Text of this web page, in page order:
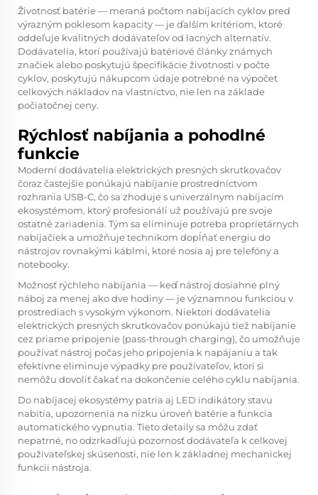
Životnosť batérie — meraná počtom nabíjacích cyklov pred
výrazným poklesom kapacity — je ďalším kritériom, ktoré
oddeľuje kvalitných dodávateľov od lacných alternatív.
Dodávatelia, ktorí používajú batériové články známych
značiek alebo poskytujú špecifikácie životnosti v počte
cyklov, poskytujú nákupcom údaje potrebné na výpočet
celkových nákladov na vlastníctvo, nie len na základe
počiatočnej ceny.
Rýchlosť nabíjania a pohodlné
funkcie
Moderní dodávatelia elektrických presných skrutkovačov
čoraz častejšie ponúkajú nabíjanie prostredníctvom
rozhrania USB-C, čo sa zhoduje s univerzálnym nabíjacím
ekosystémom, ktorý profesionáli už používajú pre svoje
ostatné zariadenia. Tým sa eliminuje potreba proprietárnych
nabíjačiek a umožňuje technikom dopĺňať energiu do
nástrojov rovnakými káblmi, ktoré nosia aj pre telefóny a
notebooky.
Možnosť rýchleho nabíjania — keď nástroj dosiahne plný
náboj za menej ako dve hodiny — je významnou funkciou v
prostrediach s vysokým výkonom. Niektorí dodávatelia
elektrických presných skrutkovačov ponúkajú tiež nabíjanie
cez priame pripojenie (pass-through charging), čo umožňuje
používať nástroj počas jeho pripojenia k napájaniu a tak
efektívne eliminuje výpadky pre používateľov, ktorí si
nemôžu dovoliť čakať na dokončenie celého cyklu nabíjania.
Do nabíjacej ekosystémy patria aj LED indikátory stavu
nabitia, upozornenia na nízku úroveň batérie a funkcia
automatického vypnutia. Tieto detaily sa môžu zdať
nepatrné, no odzrkadľujú pozornosť dodávateľa k celkovej
používateľskej skúsenosti, nie len k základnej mechanickej
funkcii nástroja.